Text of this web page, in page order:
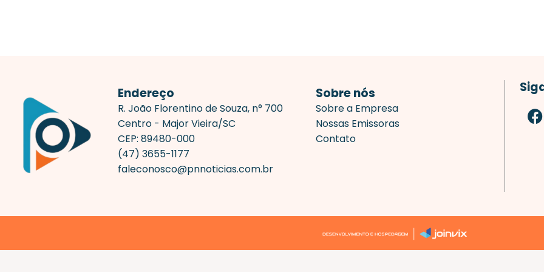
Endereço
R. João Florentino de Souza, n° 700
Centro - Major Vieira/SC
CEP: 89480-000
(47) 3655-1177
faleconosco@pnnoticias.com.br
Sobre nós
Sobre a Empresa
Nossas Emissoras
Contato
a